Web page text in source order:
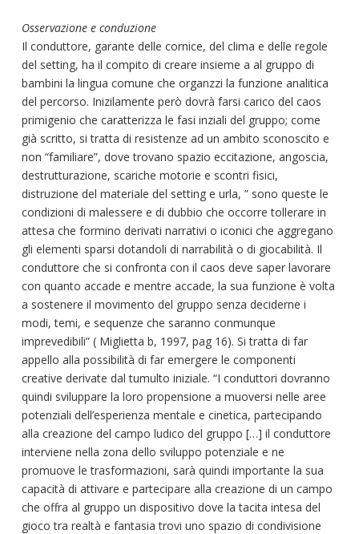
Osservazione e conduzione
Il conduttore, garante delle cornice, del clima e delle regole
del setting, ha il compito di creare insieme a al gruppo di
bambini la lingua comune che organzzi la funzione analitica
del percorso. Inizilamente però dovrà farsi carico del caos
primigenio che caratterizza le fasi inziali del gruppo; come
già scritto, si tratta di resistenze ad un ambito sconoscito e
non “familiare”, dove trovano spazio eccitazione, angoscia,
destrutturazione, scariche motorie e scontri fisici,
distruzione del materiale del setting e urla, ” sono queste le
condizioni di malessere e di dubbio che occorre tollerare in
attesa che formino derivati narrativi o iconici che aggregano
gli elementi sparsi dotandoli di narrabilità o di giocabilità. Il
conduttore che si confronta con il caos deve saper lavorare
con quanto accade e mentre accade, la sua funzione è volta
a sostenere il movimento del gruppo senza deciderne i
modi, temi, e sequenze che saranno conmunque
imprevedibili” ( Miglietta b, 1997, pag 16). Si tratta di far
appello alla possibilità di far emergere le componenti
creative derivate dal tumulto iniziale. “I conduttori dovranno
quindi sviluppare la loro propensione a muoversi nelle aree
potenziali dell’esperienza mentale e cinetica, partecipando
alla creazione del campo ludico del gruppo […] il conduttore
interviene nella zona dello sviluppo potenziale e ne
promuove le trasformazioni, sarà quindi importante la sua
capacità di attivare e partecipare alla creazione di un campo
che offra al gruppo un dispositivo dove la tacita intesa del
gioco tra realtà e fantasia trovi uno spazio di condivisione